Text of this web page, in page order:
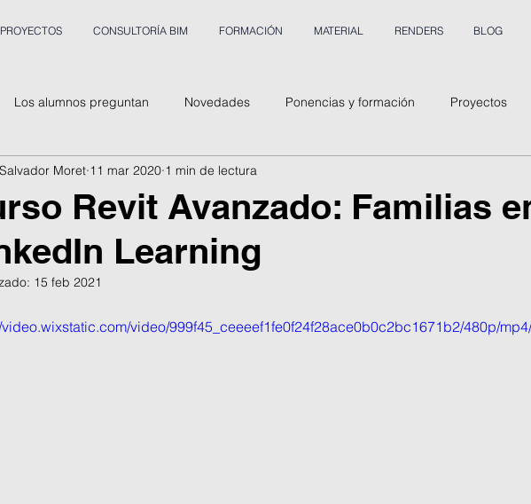
PROYECTOS CONSULTORÍA BIM FORMACIÓN MATERIAL RENDERS BLOG
Los alumnos preguntan Novedades Ponencias y formación Proyectos
Revit Avanzado: Familias
Learning
Salvador Moret 11 mar 2020 1 min de lectura
15 feb 2021
video.wixstatic.com/video/999f45_ceeeef1fe0f24f28ace0b0c2bc1671b2/480p/